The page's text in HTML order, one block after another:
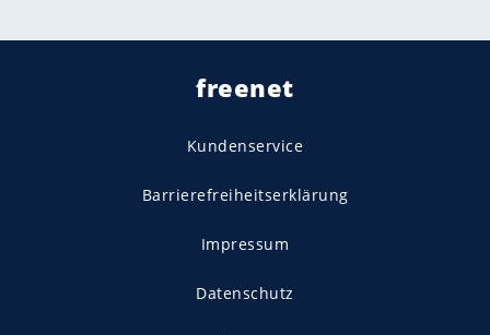
freenet
Kundenservice
Barrierefreiheitserklärung
Impressum
Datenschutz